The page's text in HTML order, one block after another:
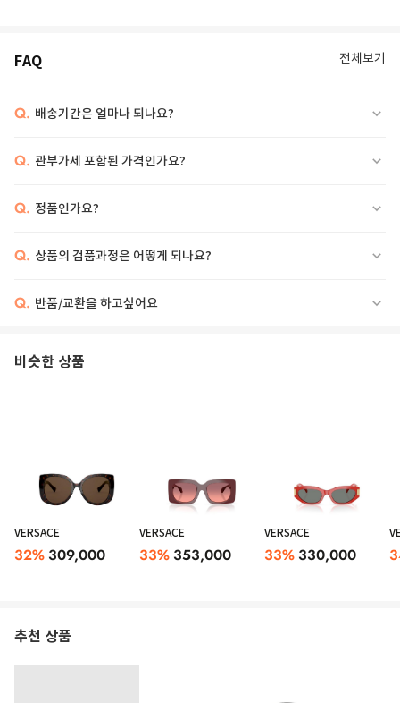
FAQ 전체보기
Q. 배송기간은 얼마나 되나요?
Q. 관부가세 포함된 가격인가요?
Q. 정품인가요?
Q. 상품의 검품과정은 어떻게 되나요?
Q. 반품/교환을 하고싶어요
비슷한 상품
VERSACE
32% 309,000
VERSACE
33% 353,000
VERSACE
33% 330,000
추천 상품